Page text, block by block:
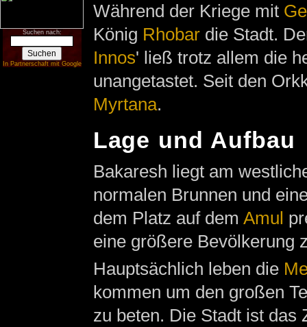
Suchen nach:
In Partnerschaft mit Google
Während der Kriege mit
König Rhobardie Stadt.
Innos' ließ trotz allem die
unangetastet. Seit den
Myrtana.
Lage und Aufbau
Bakaresh liegt am
normalen Brunnen und
dem Platz auf dem Amul
eine größere Bevölkerung
Hauptsächlich leben die
kommen um den großen
zu beten. Die Stadt ist das